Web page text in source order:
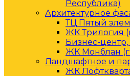
Республика)
Архитектурное
ТЦ Пятый
ЖК Трилогия
Бизнес-
ЖК Монблан
Ландшафтное и
ЖК